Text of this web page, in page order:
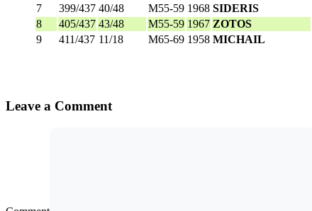
7
399/437 40/48 M55-59 1968 SIDERIS
8
405/437 43/48 M55-59 1967 ZOTOS
9
411/437 11/18 M65-69 1958 MICHAIL
Leave a Comment